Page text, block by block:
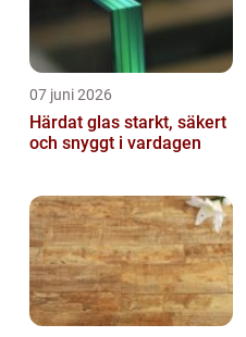
07 juni 2026
Härdat glas starkt, säkert
och snyggt i vardagen